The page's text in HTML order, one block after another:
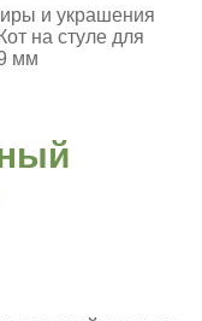
и украшения
Кот на стуле для
мм